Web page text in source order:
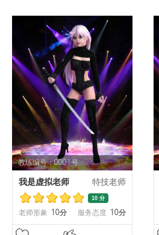
教练编号：0001号
我是虚拟老师 特技老师
10 分
老师形象 10分 服务态度 10分